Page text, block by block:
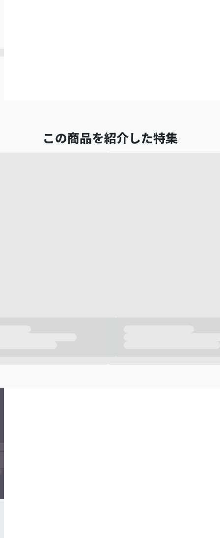
この商品を紹介した特集